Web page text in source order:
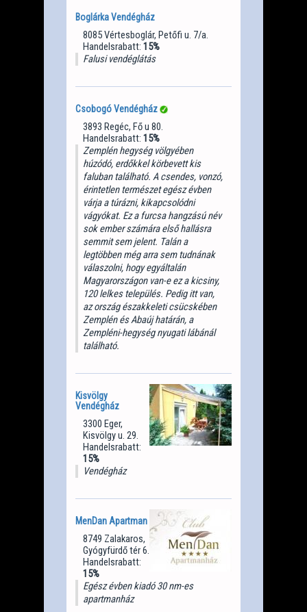
Boglárka Vendégház
8085 Vértesboglár, Petőfi u. 7/a.
Handelsrabatt: 15%
Falusi vendéglátás
Csobogó Vendégház
3893 Regéc, Fő u 80.
Handelsrabatt: 15%
Zemplén hegység völgyében
húzódó, erdőkkel körbevett kis
faluban található. A csendes, vonzó,
érintetlen természet egész évben
várja a túrázni, kikapcsolódni
vágyókat. Ez a furcsa hangzású név
sok ember számára első hallásra
semmit sem jelent. Talán a
legtöbben még arra sem tudnának
válaszolni, hogy egyáltalán
Magyarországon van-e ez a kicsiny,
120 lelkes település. Pedig itt van,
az ország északkeleti csücskében
Zemplén és Abaúj határán, a
Zempléni-hegység nyugati lábánál
található.
Kisvölgy
Vendégház
3300 Eger,
Kisvölgy u. 29.
Handelsrabatt:
15%
Vendégház
MenDan Apartman
8749 Zalakaros,
Gyógyfürdő tér 6.
Handelsrabatt:
15%
Egész évben kiadó 30 nm-es
apartmanház